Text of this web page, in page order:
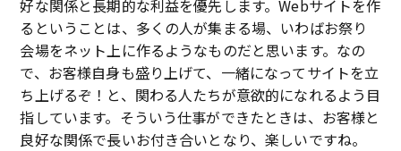
好な関係と長期的な利益を優先します。Webサイトを作
るということは、多くの人が集まる場、いわばお祭り
会場をネット上に作るようなものだと思います。なの
で、お客様自身も盛り上げて、一緒になってサイトを立
ち上げるぞ！と、関わる人たちが意欲的になれるよう目
指しています。そういう仕事ができたときは、お客様と
良好な関係で長いお付き合いとなり、楽しいですね。